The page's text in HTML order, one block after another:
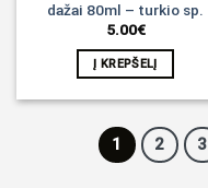
dažai 80ml – turkio sp.
5.00€
Į KREPŠELĮ
1 2 3